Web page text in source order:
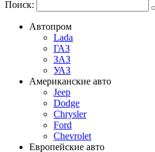
Поиск:
Автопром
Lada
ГАЗ
ЗАЗ
УАЗ
Американские авто
Jeep
Dodge
Chrysler
Ford
Chevrolet
Европейские авто